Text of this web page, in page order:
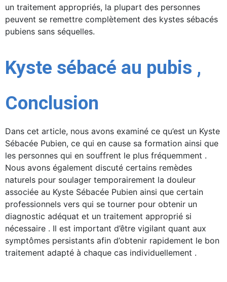
un traitement appropriés, la plupart des personnes
peuvent se remettre complètement des kystes sébacés
pubiens sans séquelles.
Kyste sébacé au pubis ,
Conclusion
Dans cet article, nous avons examiné ce qu’est un Kyste
Sébacée Pubien, ce qui en cause sa formation ainsi que
les personnes qui en souffrent le plus fréquemment .
Nous avons également discuté certains remèdes
naturels pour soulager temporairement la douleur
associée au Kyste Sébacée Pubien ainsi que certain
professionnels vers qui se tourner pour obtenir un
diagnostic adéquat et un traitement approprié si
nécessaire . Il est important d’être vigilant quant aux
symptômes persistants afin d’obtenir rapidement le bon
traitement adapté à chaque cas individuellement .